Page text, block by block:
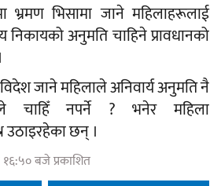
भ्रमण भिसामा जाने महिलाहरूलाई
निकायको अनुमति चाहिने प्रावधानको
जाने महिलाले अनिवार्य अनुमति नै
चाहिँ नपर्ने ? भनेर महिला
उठाइरहेका छन् ।
बजे प्रकाशित